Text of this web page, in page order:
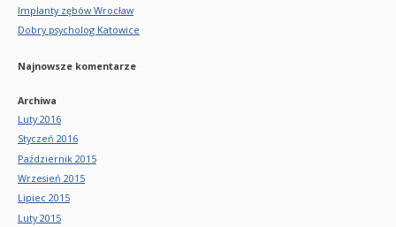
Implanty zębów Wrocław
Dobry psycholog Katowice
Najnowsze komentarze
Archiwa
Luty 2016
Styczeń 2016
Październik 2015
Wrzesień 2015
Lipiec 2015
Luty 2015